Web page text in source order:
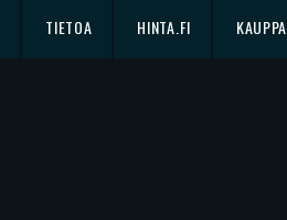
TIETOA HINTA.FI KAUPPA